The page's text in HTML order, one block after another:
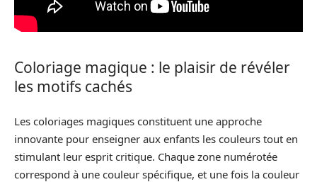
Coloriage magique : le plaisir de révéler
les motifs cachés
Les coloriages magiques constituent une approche
innovante pour enseigner aux enfants les couleurs tout en
stimulant leur esprit critique. Chaque zone numérotée
correspond à une couleur spécifique, et une fois la couleur